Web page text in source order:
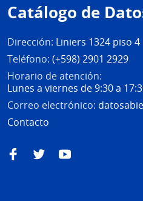
página
Catálogo de
Dirección: Liniers 1324 piso 4
Teléfono: (+598) 2901 2929
Horario de atención:
Lunes a viernes de 9:30 a
Correo electrónico:
Contacto
FacebookTwitterYouTube